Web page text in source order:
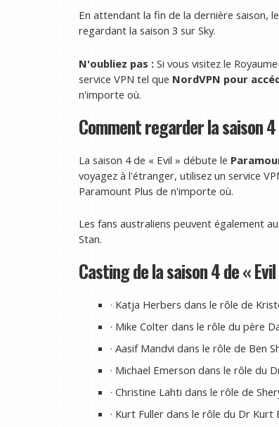
En attendant la fin de la dernière saison,
regardant la saison 3 sur Sky.
N'oubliez pas : Si vous visitez le
service VPN tel que NordVPN pour
n'importe où.
Comment regarder la saison
La saison 4 de « Evil » débute le
voyagez à l'étranger, utilisez un service
Paramount Plus de n'importe où.
Les fans australiens peuvent également
Stan.
Casting de la saison 4 de «
· Katja Herbers dans le rôle de
· Mike Colter dans le rôle du père
· Aasif Mandvi dans le rôle de Ben
· Michael Emerson dans le rôle du
· Christine Lahti dans le rôle de
· Kurt Fuller dans le rôle du Dr Kurt